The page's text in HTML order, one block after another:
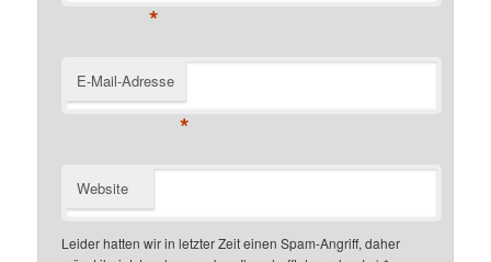
*
E-Mail-Adresse
*
Website
Leider hatten wir in letzter Zeit einen Spam-Angriff, daher